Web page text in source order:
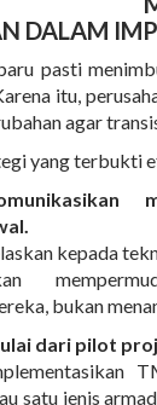
DALAM
pasti
itu,
agar
yang terbukti
kepada
bukan
dari pilot
satu jenis